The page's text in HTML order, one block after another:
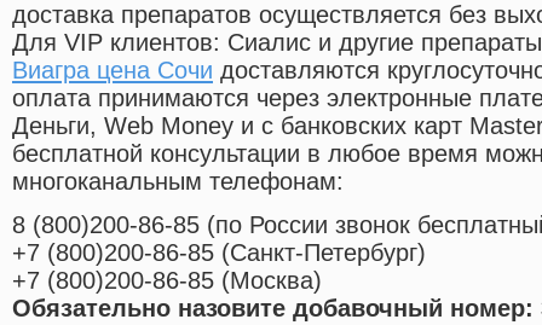
доставка препаратов осуществляется без
Для VIP клиентов: Сиалис и другие
Виагра цена Сочи доставляются
оплата принимаются через электронные
Деньги, Web Money и с банковских карт
бесплатной консультации в любое время
многоканальным телефонам:
8 (800)200-86-85 (по России звонок
+7 (800)200-86-85 (Санкт-Петербург)
+7 (800)200-86-85 (Москва)
Обязательно назовите добавочный номер: